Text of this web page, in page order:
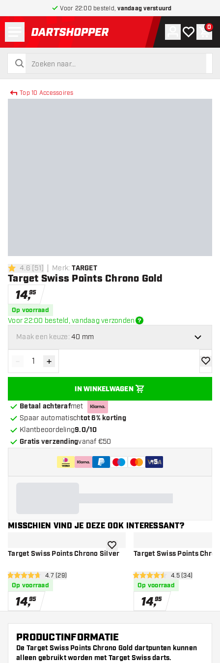
Voor 22:00 besteld,vandaag verstuurd
terug naar home pagina
zoeken
zoeken
Account
Mijn 0
Top 10 Accessoires
4.6 score sterren
4.6 [51] Merk: TARGET
Target Swiss Points Chrono Gold
14,95
Op voorraad
Voor 22:00 besteld, vandaag verzonden
Maak een keuze: 40 mm
Verminder hoeveelheid
- Verhoog hoeveelheid
+
IN WINKELWAGEN
Betaal achterafmet
Spaar automatischtot 6% korting
Klantbeoordeling9.0/10
Gratis verzendingvanaf €50
+5
MISSCHIEN VIND JE DEZE OOK INTERESSANT?
Target Swiss Points Chrono Silver
open reviews drawer
4.7 score sterren4.7 (29)
Op voorraad
14,95
toevoegen aan verlanglijst
Target Swiss Points
open reviews
4.5 score sterren4.5 (34)
Op voorraad
14,95
PRODUCTINFORMATIE
De Target Swiss Points Chrono Gold dartpunten kunnen
alleen gebruikt worden met Target Swiss darts.